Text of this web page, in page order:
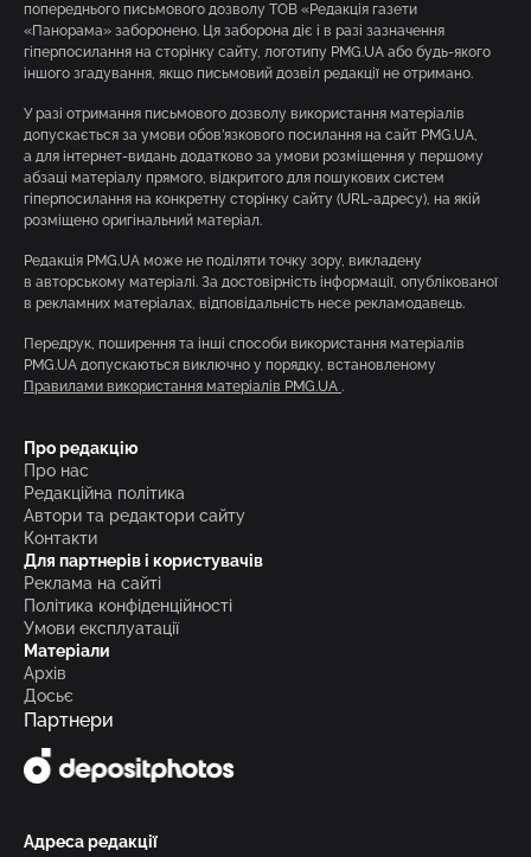
попереднього письмового дозволу ТОВ «Редакція газети
«Панорама» заборонено. Ця заборона діє і в разі зазначення
гіперпосилання на сторінку сайту, логотипу PMG.UA або будь-якого
іншого згадування, якщо письмовий дозвіл редакції не отримано.
У разі отримання письмового дозволу використання матеріалів
допускається за умови обов’язкового посилання на сайт PMG.UA,
а для інтернет-видань додатково за умови розміщення у першому
абзаці матеріалу прямого, відкритого для пошукових систем
гіперпосилання на конкретну сторінку сайту (URL-адресу), на якій
розміщено оригінальний матеріал.
Редакція PMG.UA може не поділяти точку зору, викладену
в авторському матеріалі. За достовірність інформації, опублікованої
в рекламних матеріалах, відповідальність несе рекламодавець.
Передрук, поширення та інші способи використання матеріалів
PMG.UA допускаються виключно у порядку, встановленому
Правилами використання матеріалів PMG.UA .
Про редакцію
Про нас
Редакційна політика
Автори та редактори сайту
Контакти
Для партнерів і користувачів
Реклама на сайті
Політика конфіденційності
Умови експлуатації
Матеріали
Архів
Досьє
Партнери
Адреса редакції